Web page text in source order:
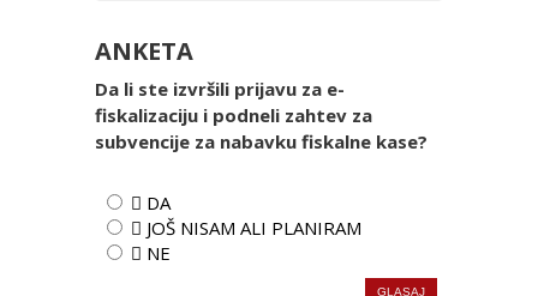
ANKETA
Da li ste izvršili prijavu za e-
fiskalizaciju i podneli zahtev za
subvencije za nabavku fiskalne kase?
 DA
 JOŠ NISAM ALI PLANIRAM
 NE